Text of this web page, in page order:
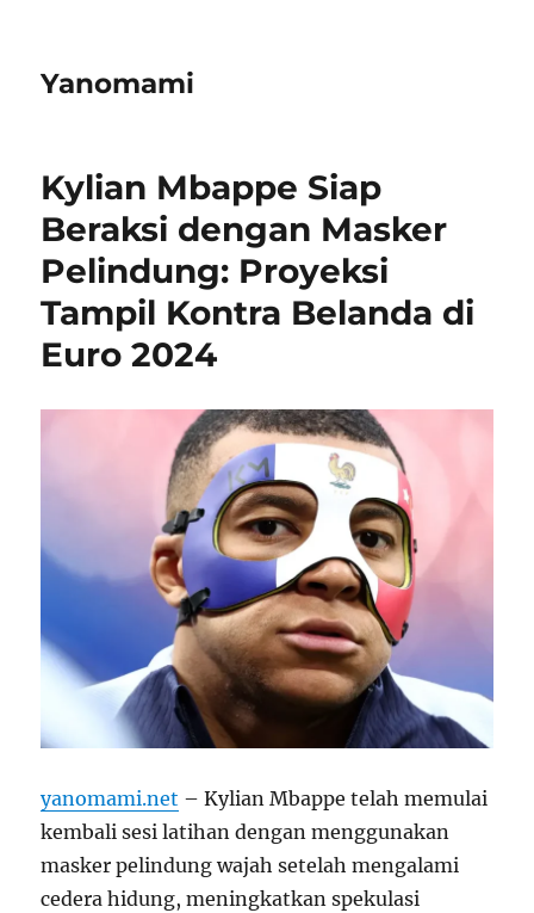
Yanomami
Kylian Mbappe Siap
Beraksi dengan Masker
Pelindung: Proyeksi
Tampil Kontra Belanda di
Euro 2024
yanomami.net – Kylian Mbappe telah memulai
kembali sesi latihan dengan menggunakan
masker pelindung wajah setelah mengalami
cedera hidung, meningkatkan spekulasi